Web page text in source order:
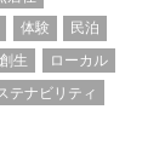
体験
民泊
生
ローカル
テナビリティ